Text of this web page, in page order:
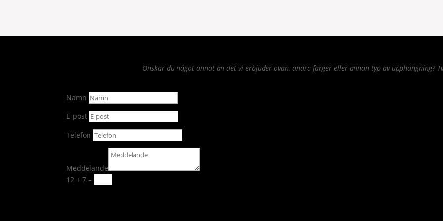
Önskar du något annat än det vi erbjuder ovan, andra färger eller annan typ av upphängning?
Namn
E-post
Telefon
Meddelande
12 + 7 =